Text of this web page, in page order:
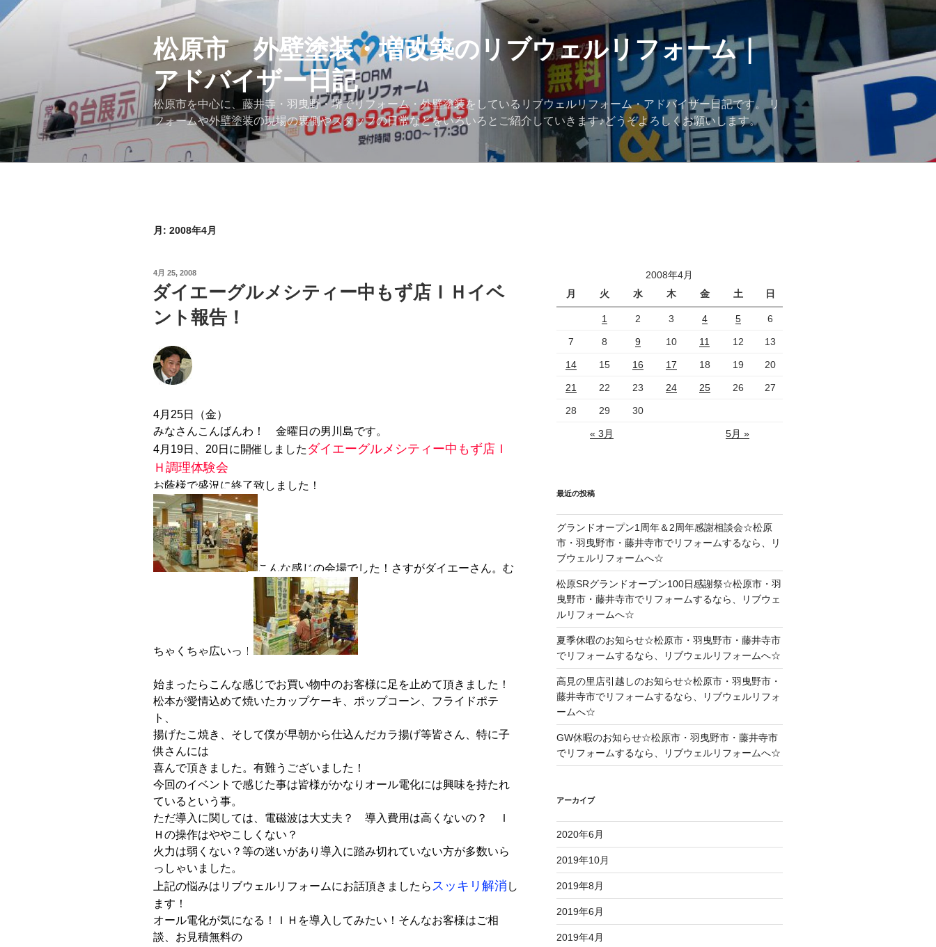
ン
キ
プ
松原市 外壁塗装・増改築のリブウェルリフォーム｜
アドバイザー日記
松原市を中心に、藤井寺・羽曳野・堺でリフォーム・外壁塗装をしているリブウェルリフォーム・アドバイザー日記です。 リ
フォームや外壁塗装の現場の裏側やスタッフの日常などをいろいろとご紹介していきます♪どうぞよろしくお願いします。
月: 2008年4月
投
稿
日:
4月 25, 2008
ダイエーグルメシティー中もず店ＩＨイベ
ント報告！
4月25日（金）
みなさんこんばんわ！ 金曜日の男川島です。
4月19日、20日に開催しました ダイエーグルメシティー中もず店Ｉ
Ｈ調理体験会
お蔭様で盛況に終了致しました！
こんな感じの会場でした！さすがダイエーさん。む
ちゃくちゃ広いっ！
始まったらこんな感じでお買い物中のお客様に足を止めて頂きました！
松本が愛情込めて焼いたカップケーキ、ポップコーン、フライドポテ
ト、
揚げたこ焼き、そして僕が早朝から仕込んだカラ揚げ等皆さん、特に子
供さんには
喜んで頂きました。有難うございました！
今回のイベントで感じた事は皆様がかなりオール電化には興味を持たれ
ているという事。
ただ導入に関しては、電磁波は大丈夫？ 導入費用は高くないの？ Ｉ
Ｈの操作はややこしくない？
火力は弱くない？等の迷いがあり導入に踏み切れていない方が多数いら
っしゃいました。
上記の悩みはリブウェルリフォームにお話頂きましたら スッキリ解消 し
ます！
オール電化が気になる！ＩＨを導入してみたい！そんなお客様はご相
談、お見積無料の
2008年4月
月
火 水 木 金 土 日
1 2 3 4 5 6
7 8 9 10 11 12 13
14 15 16 17 18 19 20
21 22 23 24 25 26 27
28 29 30
« 3月 5月 »
最近の投稿
グランドオープン1周年＆2周年感謝相談会☆松原
市・羽曳野市・藤井寺市でリフォームするなら、リ
ブウェルリフォームへ☆
松原SRグランドオープン100日感謝祭☆松原市・羽
曳野市・藤井寺市でリフォームするなら、リブウェ
ルリフォームへ☆
夏季休暇のお知らせ☆松原市・羽曳野市・藤井寺市
でリフォームするなら、リブウェルリフォームへ☆
高見の里店引越しのお知らせ☆松原市・羽曳野市・
藤井寺市でリフォームするなら、リブウェルリフォ
ームへ☆
GW休暇のお知らせ☆松原市・羽曳野市・藤井寺市
でリフォームするなら、リブウェルリフォームへ☆
アーカイブ
2020年6月
2019年10月
2019年8月
2019年6月
2019年4月